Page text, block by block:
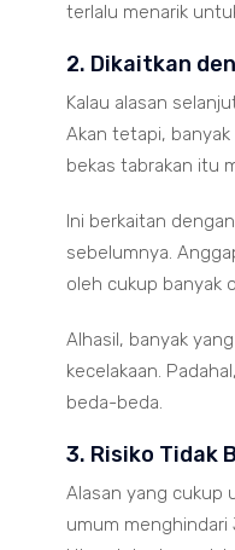
terlalu menarik
2. Dikaitkan
Kalau alasan
Akan tetapi,
bekas tabrakan itu
Ini berkaitan
sebelumnya.
oleh cukup banyak
Alhasil, banyak
kecelakaan.
beda-beda.
3. Risiko Tidak
Alasan yang cukup
umum menghindari